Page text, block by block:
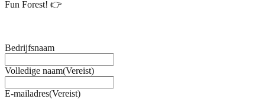
Fun Forest! 👉
Bedrijfsnaam
Volledige naam(Vereist)
E-mailadres(Vereist)